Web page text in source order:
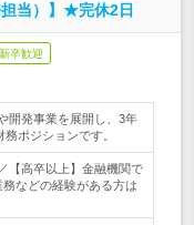
当）】★完休2日
卒歓迎
開発事業を展開し、3年
ポジションです。
【高卒以上】金融機関で
などの経験がある方は